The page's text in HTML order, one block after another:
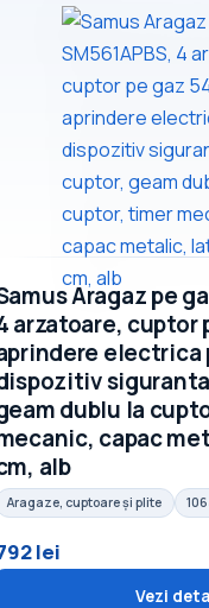
Aragaz pe
arzatoare, cuptor
electrica
dublu la
capac
alb
Aragaze, cuptoare și plite
lei
Vezi